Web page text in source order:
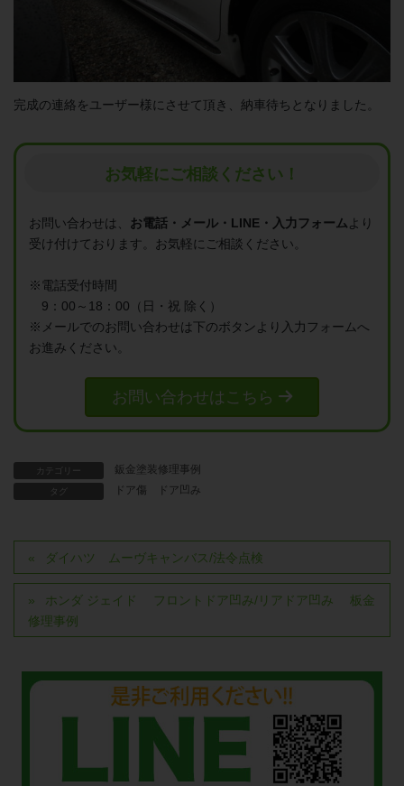
完成の連絡をユーザー様にさせて頂き、納車待ちとなりました。
お気軽にご相談ください！
お問い合わせは、 お電話・メール・LINE・入力フォーム より
受け付けております。
お気軽にご相談ください。
※電話受付時間
9：00～18：00（日・祝 除く）
※メールでのお問い合わせは 下のボタンより入力フォームへ
お進みください。
お問い合わせはこちら
カテゴリー
鈑金塗装修理事例
タグ
ドア傷 ドア凹み
ダイハツ ムーヴキャンバス/法令点検
ホンダ ジェイド フロントドア凹み/リアドア凹み 板金
修理事例